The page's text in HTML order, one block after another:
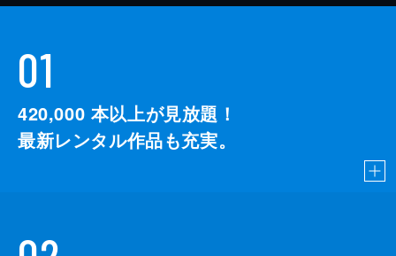
01
420,000 本以上が見放題！
最新レンタル作品も充実。